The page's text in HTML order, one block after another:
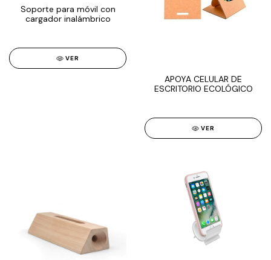
Soporte para móvil con
cargador inalámbrico
VER
APOYA CELULAR DE
ESCRITORIO ECOLÓGICO
VER